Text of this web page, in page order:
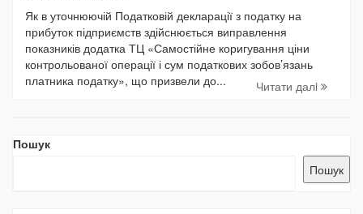
Як в уточнюючій Податковій декларації з податку на
прибуток підприємств здійснюється виправлення
показників додатка ТЦ «Самостійне коригування ціни
контрольованої операції і сум податкових зобов’язань
платника податку», що призвели до...
Читати далi
Пошук
Пошук